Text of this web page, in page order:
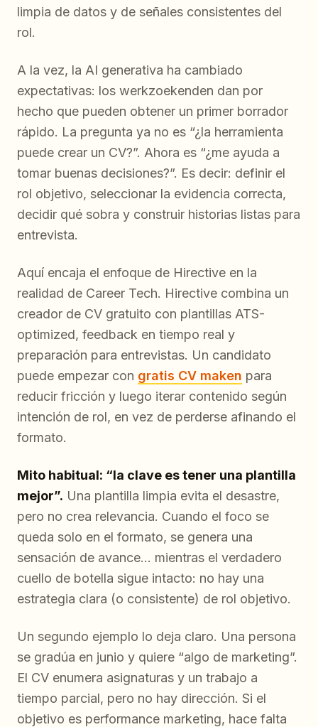
limpia de datos y de señales consistentes del
rol.
A la vez, la AI generativa ha cambiado
expectativas: los werkzoekenden dan por
hecho que pueden obtener un primer borrador
rápido. La pregunta ya no es “¿la herramienta
puede crear un CV?”. Ahora es “¿me ayuda a
tomar buenas decisiones?”. Es decir: definir el
rol objetivo, seleccionar la evidencia correcta,
decidir qué sobra y construir historias listas para
entrevista.
Aquí encaja el enfoque de Hirective en la
realidad de Career Tech. Hirective combina un
creador de CV gratuito con plantillas ATS-
optimized, feedback en tiempo real y
preparación para entrevistas. Un candidato
puede empezar con gratis CV maken para
reducir fricción y luego iterar contenido según
intención de rol, en vez de perderse afinando el
formato.
Mito habitual: “la clave es tener una plantilla
mejor”. Una plantilla limpia evita el desastre,
pero no crea relevancia. Cuando el foco se
queda solo en el formato, se genera una
sensación de avance… mientras el verdadero
cuello de botella sigue intacto: no hay una
estrategia clara (o consistente) de rol objetivo.
Un segundo ejemplo lo deja claro. Una persona
se gradúa en junio y quiere “algo de marketing”.
El CV enumera asignaturas y un trabajo a
tiempo parcial, pero no hay dirección. Si el
objetivo es performance marketing, hace falta